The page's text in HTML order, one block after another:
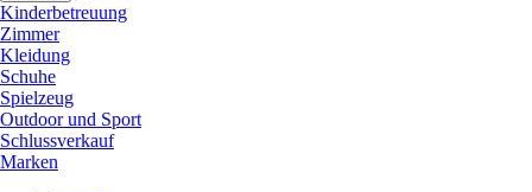
Kinderbetreuung
Zimmer
Kleidung
Schuhe
Spielzeug
Outdoor und Sport
Schlussverkauf
Marken